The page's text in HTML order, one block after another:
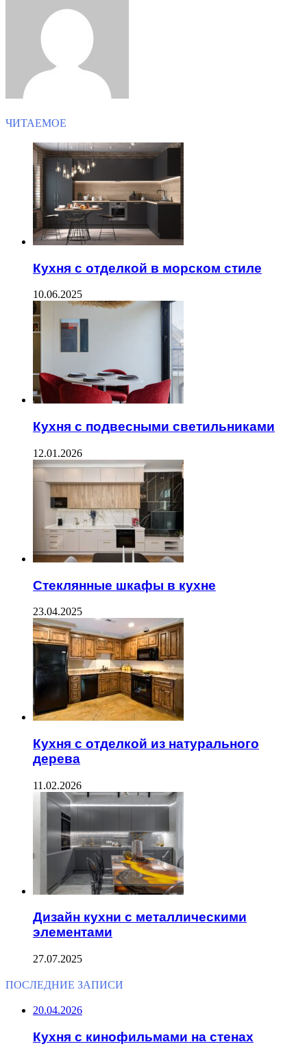
ЧИТАЕМОЕ
Кухня с отделкой в морском стиле
10.06.2025
Кухня с подвесными светильниками
12.01.2026
Стеклянные шкафы в кухне
23.04.2025
Кухня с отделкой из натурального
дерева
11.02.2026
Дизайн кухни с металлическими
элементами
27.07.2025
ПОСЛЕДНИЕ ЗАПИСИ
20.04.2026
Кухня с кинофильмами на стенах